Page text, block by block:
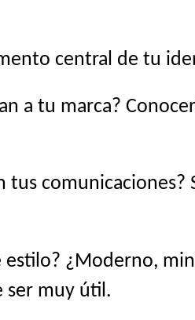
central de tu
a tu marca?
tus
estilo? ¿Moderno,
ser muy útil.